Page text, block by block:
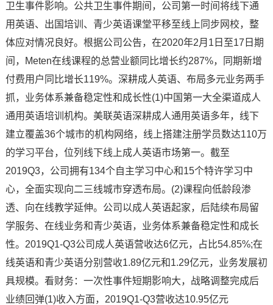
卫生事件影响。公共卫生事件期间，公司第一时间将线下通
用英语、出国培训、青少英语课堂平移至线上同步网校，整
体应对情况良好。根据公司公告，在2020年2月1日至17日期
间，Meten在线课程的总营业额同比增长约287%，同期新增
付费用户同比增长119%。深耕成人英语、布局多元业务两手
抓，业务体系兼备稳定性和成长性(1)中国第一大全渠道成人
通用英语培训机构。美联英语深耕成人通用英语多年，线下
建立覆盖36个城市的机构网络，线上搭建注册学员数达110万
的学习平台，位列线下线上成人英语市场第一。截至
2019Q3，公司拥有134个自主学习中心和15个特许学习中
心，全面实现向二三线城市穿透布局。(2)课程向低龄段渗
透、向在线教学延伸。公司以成人英语起家，后陆续布局留
学服务、在线业务和青少英语，业务体系兼备稳定性和成长
性。2019Q1-Q3公司成人英语营收达6亿元，占比54.85%;在
线英语和青少英语分别营收1.89亿元和1.29亿元，业务发展初
具规模。看财务：一次性事件短期影响大，战略调整完成后
业绩回弹(1)收入方面，2019Q1-Q3营收达10.95亿元